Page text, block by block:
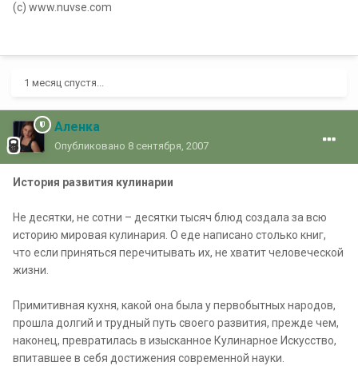
(с) www.nuvse.com
1 месяц спустя...
Аленка
Опубликовано 8 сентября, 2007
История развития кулинарии
Не десятки, не сотни – десятки тысяч блюд создала за всю
историю мировая кулинария. О еде написано столько книг,
что если приняться перечитывать их, не хватит человеческой
жизни.
Примитивная кухня, какой она была у первобытных народов,
прошла долгий и трудный путь своего развития, прежде чем,
наконец, превратилась в изысканное Кулинарное Искусство,
впитавшее в себя достижения современной науки.